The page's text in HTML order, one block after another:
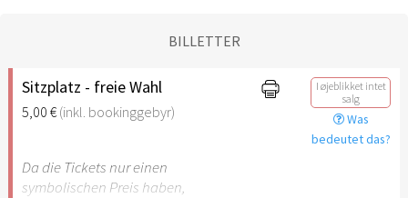
BILLETTER
Sitzplatz - freie Wahl
5,00 €(inkl. bookinggebyr)
I øjeblikket intet
salg
Was
bedeutet das?
Da die Tickets nur einen
symbolischen Preis haben,